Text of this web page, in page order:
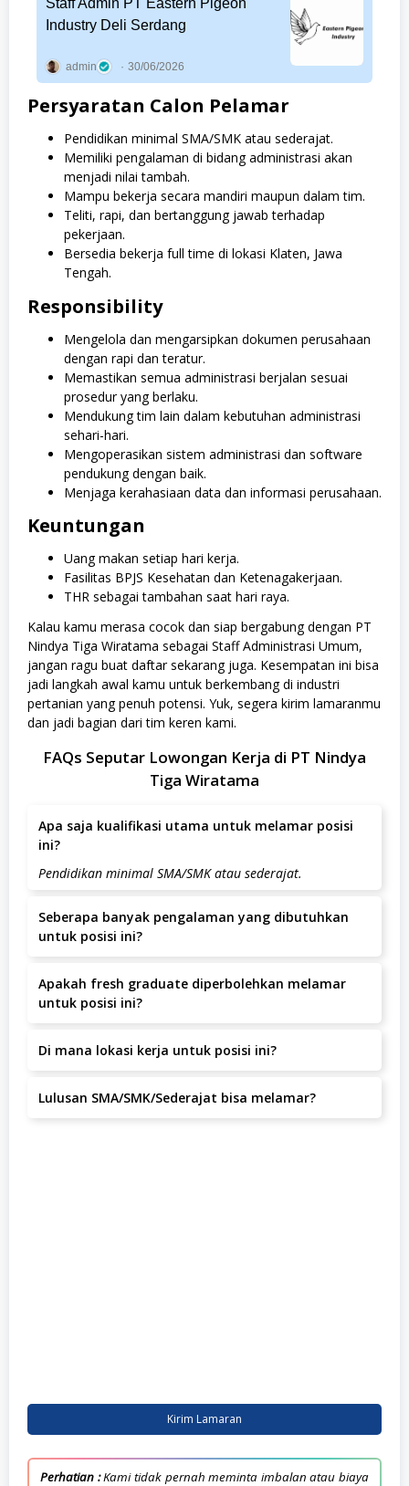
Staff Admin PT Eastern Pigeon
Industry Deli Serdang
admin 30/06/2026
Persyaratan Calon Pelamar
Pendidikan minimal SMA/SMK atau sederajat.
Memiliki pengalaman di bidang administrasi akan
menjadi nilai tambah.
Mampu bekerja secara mandiri maupun dalam tim.
Teliti, rapi, dan bertanggung jawab terhadap
pekerjaan.
Bersedia bekerja full time di lokasi Klaten, Jawa
Tengah.
Responsibility
Mengelola dan mengarsipkan dokumen perusahaan
dengan rapi dan teratur.
Memastikan semua administrasi berjalan sesuai
prosedur yang berlaku.
Mendukung tim lain dalam kebutuhan administrasi
sehari-hari.
Mengoperasikan sistem administrasi dan software
pendukung dengan baik.
Menjaga kerahasiaan data dan informasi perusahaan.
Keuntungan
Uang makan setiap hari kerja.
Fasilitas BPJS Kesehatan dan Ketenagakerjaan.
THR sebagai tambahan saat hari raya.
Kalau kamu merasa cocok dan siap bergabung dengan PT
Nindya Tiga Wiratama sebagai Staff Administrasi Umum,
jangan ragu buat daftar sekarang juga. Kesempatan ini bisa
jadi langkah awal kamu untuk berkembang di industri
pertanian yang penuh potensi. Yuk, segera kirim lamaranmu
dan jadi bagian dari tim keren kami.
FAQs Seputar Lowongan Kerja di PT Nindya
Tiga Wiratama
Apa saja kualifikasi utama untuk melamar posisi
ini?
Pendidikan minimal SMA/SMK atau sederajat.
Seberapa banyak pengalaman yang dibutuhkan
untuk posisi ini?
Apakah fresh graduate diperbolehkan melamar
untuk posisi ini?
pengalaman.
Di mana lokasi kerja untuk posisi ini?
Jawa Tengah, Klaten, Klaten.
Lulusan SMA/SMK/Sederajat bisa melamar?
Kirim Lamaran
Perhatian :Kami tidak pernah meminta imbalan atau biaya